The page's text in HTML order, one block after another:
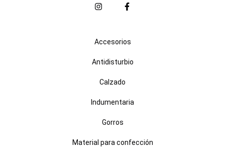
Accesorios
Antidisturbio
Calzado
Indumentaria
Gorros
Material para confección